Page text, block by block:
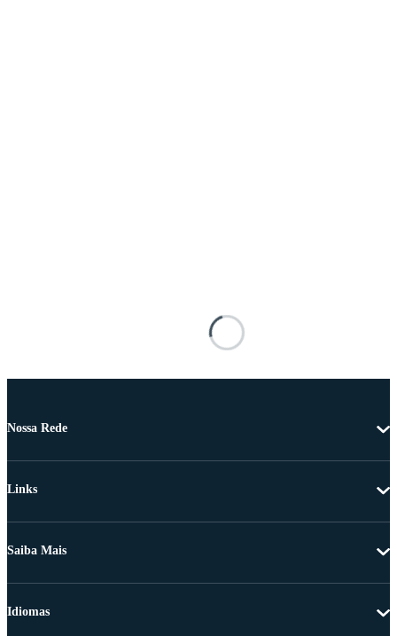
Nossa Rede
Links
Saiba Mais
Idiomas